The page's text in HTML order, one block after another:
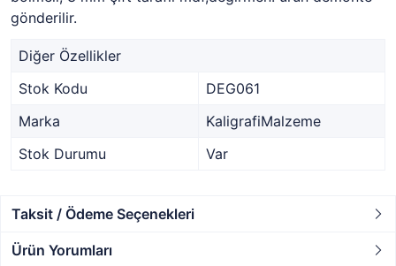
gönderilir.
Diğer Özellikler
Stok Kodu
DEG061
Marka
KaligrafiMalzeme
Stok Durumu
Var
Taksit / Ödeme Seçenekleri
Ürün Yorumları